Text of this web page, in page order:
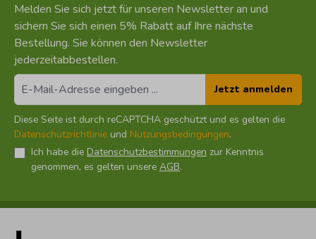
Melden Sie sich jetzt für unseren Newsletter an und
sichern Sie sich einen 5% Rabatt auf Ihre nächste
Bestellung. Sie können den Newsletter
jederzeitabbestellen.
Diese Seite ist durch reCAPTCHA geschützt und es gelten die
Datenschutzrichtlinie und Nutzungsbedingungen.
Ich habe die Datenschutzbestimmungen zur Kenntnis
genommen, es gelten unsere AGB.
Jetzt anmelden